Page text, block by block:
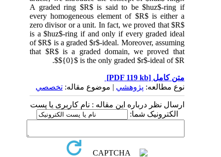
A graded ring $R$ is said to be $huz$-ring if
every homogeneous element of $R$ is either a
zero divisor or a unit. In fact, we proved that $R$
is a $huz$-ring if and only if every graded ideal
of $R$ is a graded $r$-ideal. Moreover, assuming
that $R$ is a graded domain, we proved that
${0}$ is the only graded $r$-ideal of $R$.
متن کامل[PDF 119 kb]
نوع مطالعه:پژوهشي| موضوع مقاله:تخصصي
ارسال نظر درباره این مقاله : نام کاربری یا پست
الکترونیک شما: